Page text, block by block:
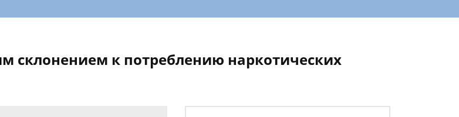
склонением к потреблению наркотических